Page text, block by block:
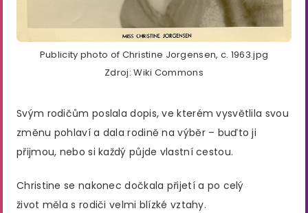
Publicity photo of Christine Jorgensen, c. 1963.jpg
Zdroj: Wiki Commons
Svým rodičům poslala dopis, ve kterém vysvětlila svou
změnu pohlaví a dala rodině na výběr – buďto ji
přijmou, nebo si každý půjde vlastní cestou.
Christine se nakonec dočkala přijetí a po celý
život měla s rodiči velmi blízké vztahy.